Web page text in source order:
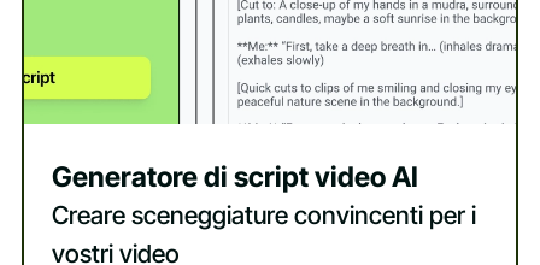
Generatore di script video AI
Creare sceneggiature convincenti per i
vostri video